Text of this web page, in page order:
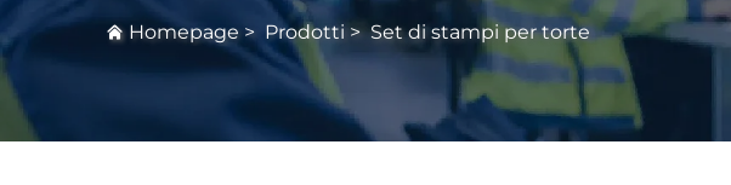
Homepage > Prodotti >Set di stampi per torte